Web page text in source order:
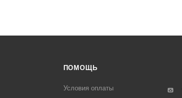
ПОМОЩЬ
Условия оплаты